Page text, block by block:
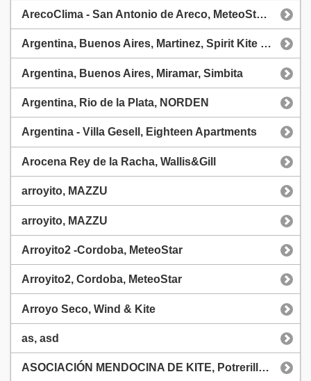
ArecoClima - San Antonio de Areco, MeteoStar Team
Argentina, Buenos Aires, Martinez, Spirit Kite Beach - SKB
Argentina, Buenos Aires, Miramar, Simbita
Argentina, Rio de la Plata, NORDEN
Argentina - Villa Gesell, Eighteen Apartments
Arocena Rey de la Racha, Wallis&Gill
arroyito, MAZZU
arroyito, MAZZU
Arroyito2 -Cordoba, MeteoStar
Arroyito2, Cordoba, MeteoStar
Arroyo Seco, Wind & Kite
as, asd
ASOCIACIÓN MENDOCINA DE KITE, Potrerillos, Meteostar